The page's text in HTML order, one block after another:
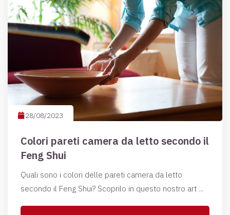
28/08/2023
Colori pareti camera da letto secondo il
Feng Shui
Quali sono i colori delle pareti camera da letto
secondo il Feng Shui? Scoprilo in questo nostro art ...